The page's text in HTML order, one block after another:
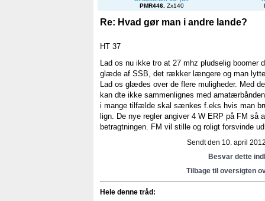
PMR446. Zx140
Re: Hvad gør man i andre lande?
HT 37
Lad os nu ikke tro at 27 mhz pludselig boomer
glæde af SSB, det rækker længere og man
Lad os glædes over de flere muligheder. Med
kan dte ikke sammenlignes med
i mange tilfælde skal sænkes f.eks hvis man
lign. De nye regler angiver 4 W ERP på FM så
betragtningen. FM vil stille og roligt forsvinde
Sendt den 10. april
Besvar dette
Tilbage til oversigten
Hele denne tråd: